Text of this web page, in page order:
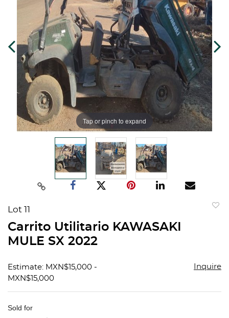
Tap or pinch to expand
Lot 11
Carrito Utilitario KAWASAKI
MULE SX 2022
Estimate: MXN$15,000 -
MXN$15,000
Inquire
Sold for